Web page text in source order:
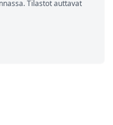
Tilastot auttavat